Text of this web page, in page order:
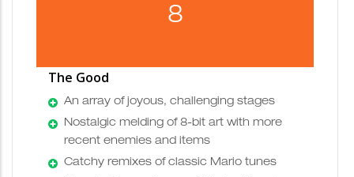
8
The Good
An array of joyous, challenging stages
Nostalgic melding of 8-bit art with more
recent enemies and items
Catchy remixes of classic Mario tunes